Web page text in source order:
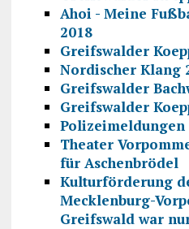
Ahoi - Meine
2018
Greifswalder
Nordischer Klang
Greifswalder
Greifswalder
Polizeimeldungen
Theater
für Aschenbrödel
Kulturförderung
Mecklenburg-
Greifswald war